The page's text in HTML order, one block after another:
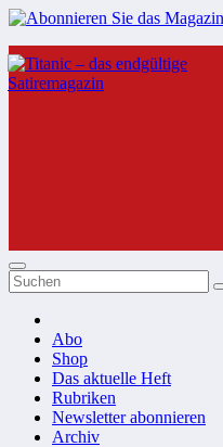
Zum
Inhalt
springen
Abo
Shop
Das aktuelle Heft
Rubriken
Newsletter abonnieren
Archiv